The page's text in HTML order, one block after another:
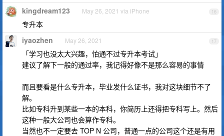
16
kingdream123 May 26, 2021 via iPhone
专升本
17
iyaozhen May 26, 2021
「学习也没太大兴趣，怕通不过专升本考试」
建议了解下一般的通过率，我记得好像不是那么容易的事情
而且要看是什么专升本，毕业发什么证书，我对这块细节不了
解。
比如专科升到某些一本的本科，你简历上还得把专科写上。然后
这种一般大公司也会算作专科。
当然也不一定要去 TOP N 公司，普通一点的公司这个还是有用